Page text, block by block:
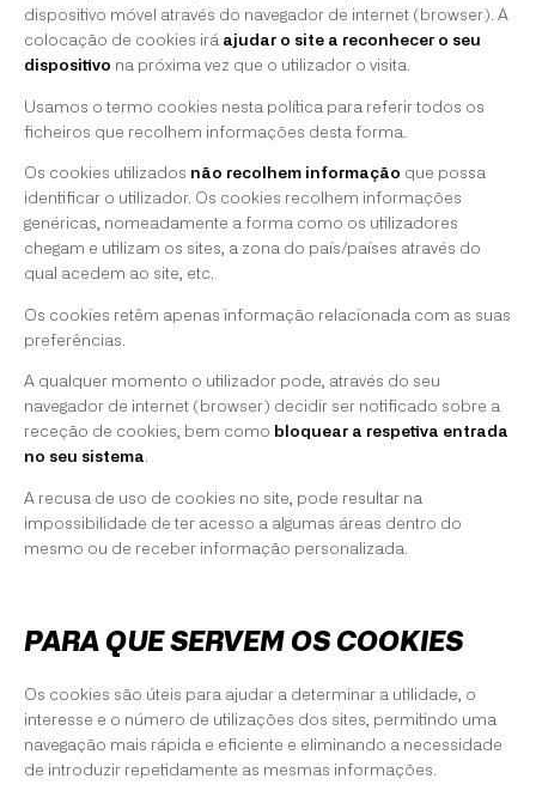
dispositivo móvel através do navegador de internet (browser). A
colocação de cookies irá ajudar o site a reconhecer o seu
dispositivo na próxima vez que o utilizador o visita.
Usamos o termo cookies nesta política para referir todos os
ficheiros que recolhem informações desta forma.
Os cookies utilizados não recolhem informação que possa
identificar o utilizador. Os cookies recolhem informações
genéricas, nomeadamente a forma como os utilizadores
chegam e utilizam os sites, a zona do país/países através do
qual acedem ao site, etc.
Os cookies retêm apenas informação relacionada com as suas
preferências.
A qualquer momento o utilizador pode, através do seu
navegador de internet (browser) decidir ser notificado sobre a
receção de cookies, bem como bloquear a respetiva entrada
no seu sistema.
A recusa de uso de cookies no site, pode resultar na
impossibilidade de ter acesso a algumas áreas dentro do
mesmo ou de receber informação personalizada.
PARA QUE SERVEM OS COOKIES
Os cookies são úteis para ajudar a determinar a utilidade, o
interesse e o número de utilizações dos sites, permitindo uma
navegação mais rápida e eficiente e eliminando a necessidade
de introduzir repetidamente as mesmas informações.